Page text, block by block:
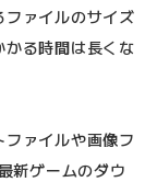
ァイルのサイズ
る時間は長くな
ァイルや画像フ
新ゲームのダウ